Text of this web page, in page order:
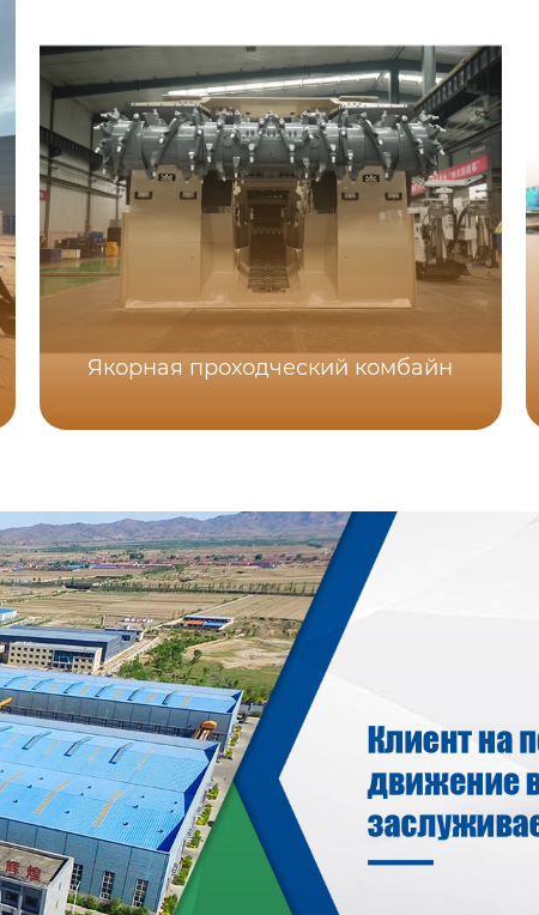
Якорная проходческий комбайн